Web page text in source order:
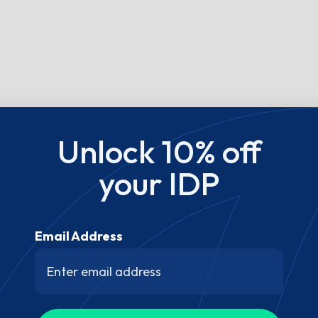
Unlock 10% off
your IDP
Email Address